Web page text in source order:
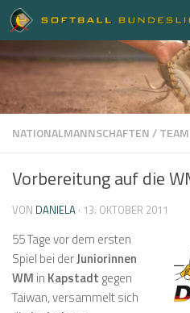
Zum Inhalt springen
NATIONALMANNSCHAFTEN/
Vorbereitung auf die
VON DANIELA · 13. OKTOBER 2011
55 Tage vor dem ersten
Spiel bei derJuniorinnen
WM in Kapstadt gegen
Taiwan, versammelt sich